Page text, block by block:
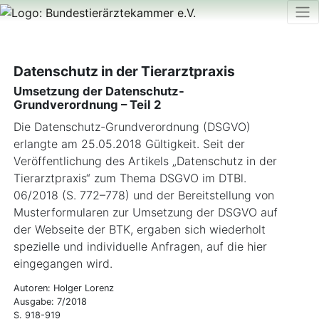
Datenschutz in der Tierarztpraxis
Umsetzung der Datenschutz-
Grundverordnung – Teil 2
Die Datenschutz-Grundverordnung (DSGVO)
erlangte am 25.05.2018 Gültigkeit. Seit der
Veröffentlichung des Artikels „Datenschutz in der
Tierarztpraxis“ zum Thema DSGVO im DTBl.
06/2018 (S. 772–778) und der Bereitstellung von
Musterformularen zur Umsetzung der DSGVO auf
der Webseite der BTK, ergaben sich wiederholt
spezielle und individuelle Anfragen, auf die hier
eingegangen wird.
Autoren: Holger Lorenz
Ausgabe: 7/2018
S. 918-919